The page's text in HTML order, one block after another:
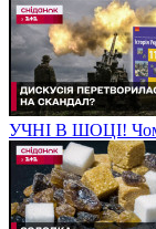
УЧНІ В ШОЦІ! Чому